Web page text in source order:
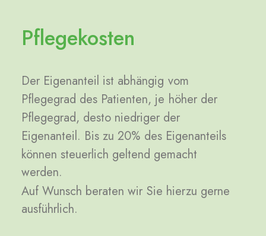
Pflegekosten
Der Eigenanteil ist abhängig vom
Pflegegrad des Patienten, je höher der
Pflegegrad, desto niedriger der
Eigenanteil. Bis zu 20% des Eigenanteils
können steuerlich geltend gemacht
werden.
Auf Wunsch beraten wir Sie hierzu gerne
ausführlich.